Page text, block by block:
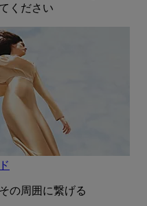
ください
の周囲に繋げる